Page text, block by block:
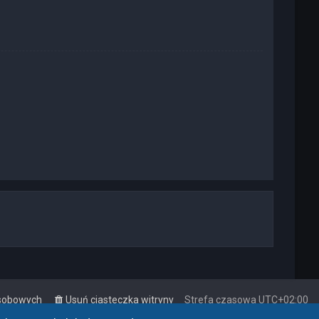
Strefa czasowa UTC+02:00
Usuń ciasteczka witryny